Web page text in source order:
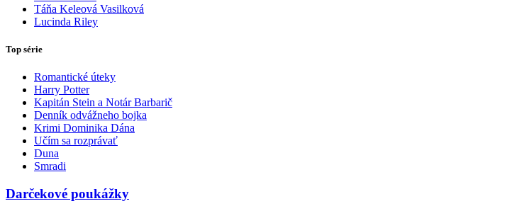
Táňa Keleová Vasilková
Lucinda Riley
Top série
Romantické úteky
Harry Potter
Kapitán Stein a Notár Barbarič
Denník odvážneho bojka
Krimi Dominika Dána
Učím sa rozprávať
Duna
Smradi
Darčekové poukážky